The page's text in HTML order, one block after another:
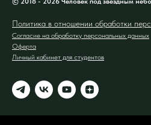
Политика в отношении обработки
Согласие на обработку персональных данных
Оферта
Личный кабинет для студентов